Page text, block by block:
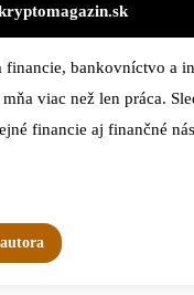
financie, bankovníctvo a
viac než len práca.
financie aj finančné